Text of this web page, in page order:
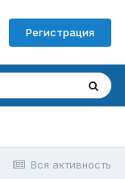
Регистрация
Вся активность